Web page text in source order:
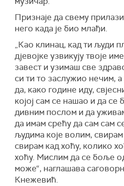
Признаје да свему
него када је био млађи.
„Као клинац, кад ти људи
дјевојке узвикују твоје
завест и узимаш све
си ти то заслужио нечим,
да, како године иду,
којој сам се нашао и да се
дивним послом и да
да имам срећу да сам сам
људима које волим,
свирам кад хоћу, колико
хоћу. Мислим да се боље
може“, наглашава
Кнежевић.